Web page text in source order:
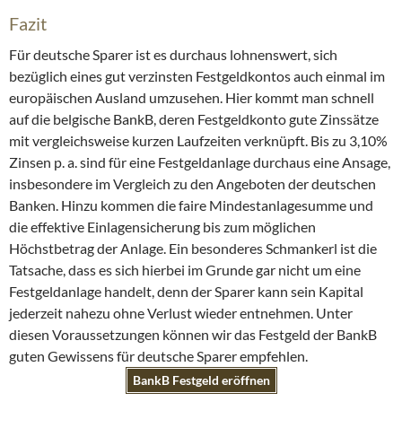
Fazit
Für deutsche Sparer ist es durchaus lohnenswert, sich
bezüglich eines gut verzinsten Festgeldkontos auch einmal im
europäischen Ausland umzusehen. Hier kommt man schnell
auf die belgische BankB, deren Festgeldkonto gute Zinssätze
mit vergleichsweise kurzen Laufzeiten verknüpft. Bis zu 3,10%
Zinsen p. a. sind für eine Festgeldanlage durchaus eine Ansage,
insbesondere im Vergleich zu den Angeboten der deutschen
Banken. Hinzu kommen die faire Mindestanlagesumme und
die effektive Einlagensicherung bis zum möglichen
Höchstbetrag der Anlage. Ein besonderes Schmankerl ist die
Tatsache, dass es sich hierbei im Grunde gar nicht um eine
Festgeldanlage handelt, denn der Sparer kann sein Kapital
jederzeit nahezu ohne Verlust wieder entnehmen. Unter
diesen Voraussetzungen können wir das Festgeld der BankB
guten Gewissens für deutsche Sparer empfehlen.
BankB Festgeld eröffnen